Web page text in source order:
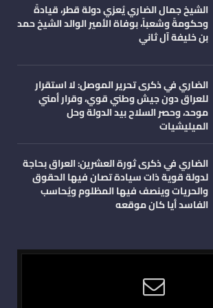
الشيخ جمال الضاري يُعزي دولة قطر، قيادةً
وحكومةً وشعباً، بوفاة الأمير الوالد الشيخ حمد
بن خليفة آل ثاني
الضاري في ذكرى تحرير الموصل: لا استقرار
للعراق دون جيش وطني قوي، وقرار أمني
موحد، وحصر السلاح بيد الدولة وحل
الميليشيات
الضاري في ذكرى ثورة العشرين: العراق بحاجة
لدولة قوية ذات سيادة تصان فيها الحقوق
والحريات وينصف فيها المظلوم ويُحاسب
الفاسد أيا كان موقعه